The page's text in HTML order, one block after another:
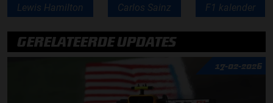
Lewis Hamilton Carlos Sainz F1 kalender
GERELATEERDE UPDATES
17-02-2026